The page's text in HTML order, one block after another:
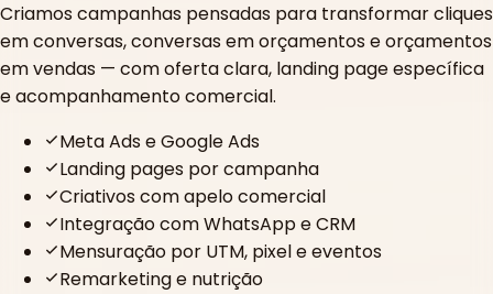
Criamos campanhas pensadas para transformar cliques
em conversas, conversas em orçamentos e orçamentos
em vendas — com oferta clara, landing page específica
e acompanhamento comercial.
Meta Ads e Google Ads
Landing pages por campanha
Criativos com apelo comercial
Integração com WhatsApp e CRM
Mensuração por UTM, pixel e eventos
Remarketing e nutrição